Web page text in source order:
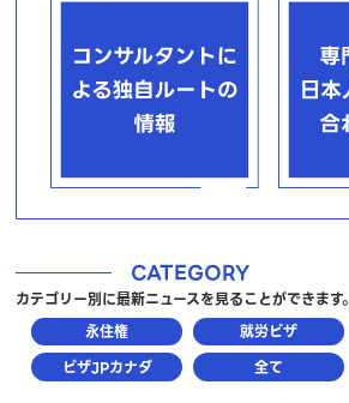
CATEGORY
カテゴリー別に最新ニュースを見ることができます。
永住権
就労ビザ
ビザJPカナダ
全て